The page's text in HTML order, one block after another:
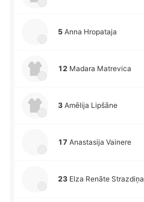
5 Anna Hropataja
12 Madara Matrevica
3 Amēlija Lipšāne
17 Anastasija Vainere
23 Elza Renāte Strazdiņa